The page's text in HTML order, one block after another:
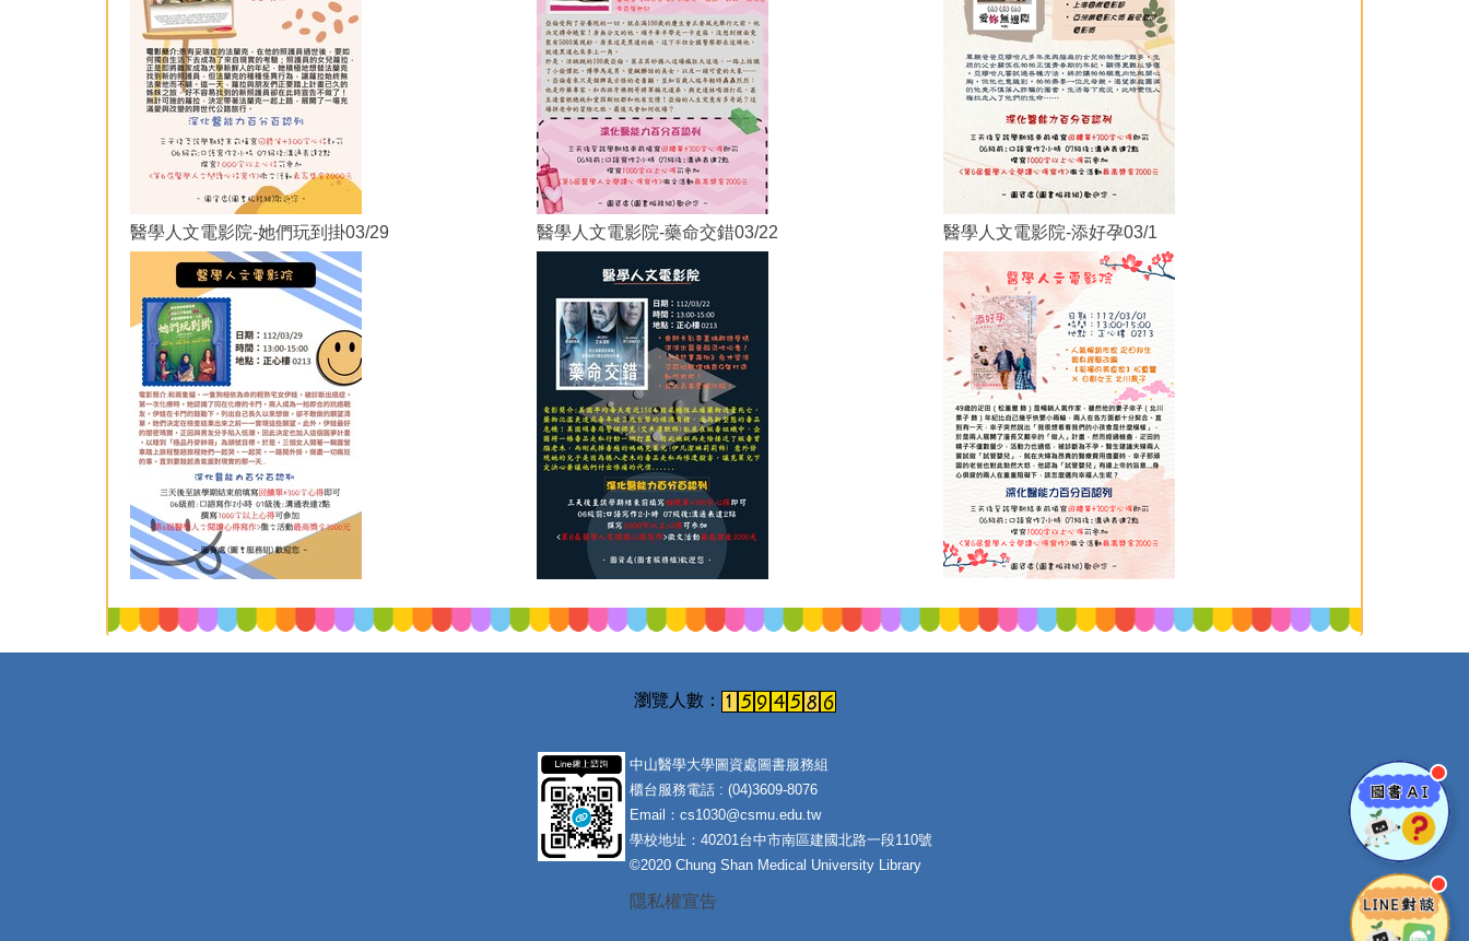
醫學人文電影院-她們玩到掛03/29 醫學人文電影院-藥命交錯03/22 醫學人文電影院-添好孕03/1
中山醫學大學圖資處圖書服務組
櫃台服務電話 : (04)3609-8076
Email：cs1030@csmu.edu.tw
學校地址：40201台中市南區建國北路一段110號
©2020 Chung Shan Medical University Library
隱私權宣告